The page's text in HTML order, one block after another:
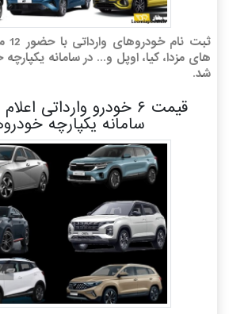
های مزدا، کیا، اوپل و... در سامانه یکپارچه
شد.
سامانه یکپارچه